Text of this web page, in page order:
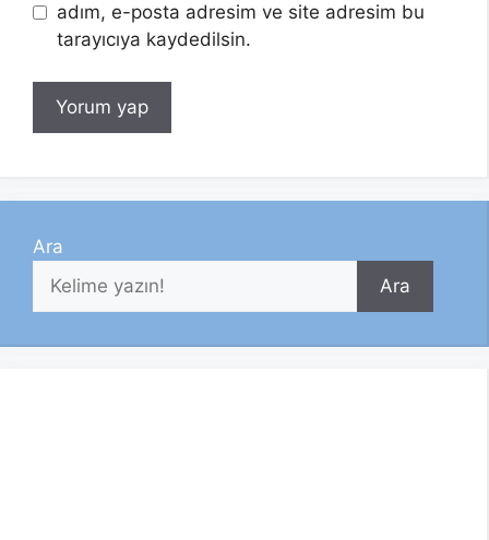
adım, e-posta adresim ve site adresim bu
tarayıcıya kaydedilsin.
Ara
Ara